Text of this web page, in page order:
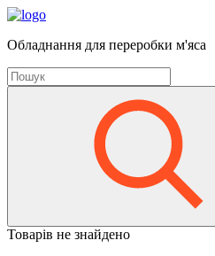
Обладнання для переробки м'яса
Товарів не знайдено